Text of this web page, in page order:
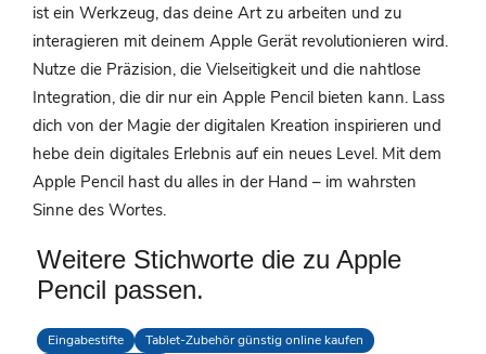
ist ein Werkzeug, das deine Art zu arbeiten und zu
interagieren mit deinem Apple Gerät revolutionieren wird.
Nutze die Präzision, die Vielseitigkeit und die nahtlose
Integration, die dir nur ein Apple Pencil bieten kann. Lass
dich von der Magie der digitalen Kreation inspirieren und
hebe dein digitales Erlebnis auf ein neues Level. Mit dem
Apple Pencil hast du alles in der Hand – im wahrsten
Sinne des Wortes.
Weitere Stichworte die zu Apple
Pencil passen.
Eingabestifte
Tablet-Zubehör günstig online kaufen